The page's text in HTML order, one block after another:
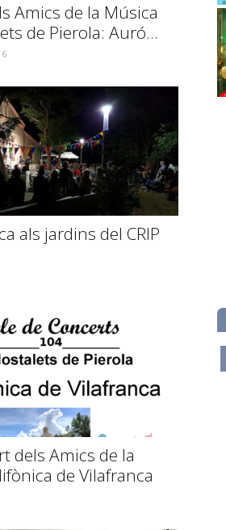
Amics de la Música
de Pierola: Auró...
als jardins del CRIP
dels Amics de la
de Vilafranca